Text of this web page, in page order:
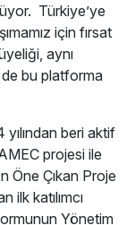
Türkiye’ye
için fırsat
aynı
bu platforma
beri aktif
projesi ile
Öne Çıkan Proje
ilk katılımcı
Yönetim